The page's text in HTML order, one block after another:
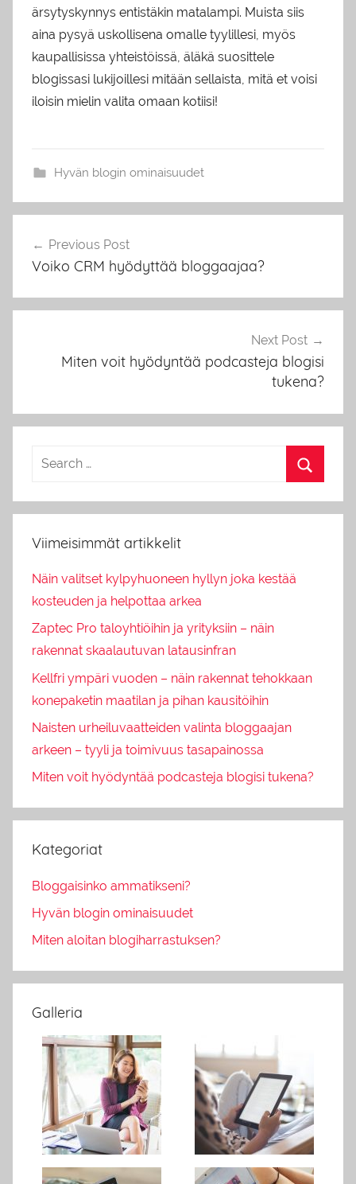
ärsytyskynnys entistäkin matalampi. Muista siis
aina pysyä uskollisena omalle tyylillesi, myös
kaupallisissa yhteistöissä, äläkä suosittele
blogissasi lukijoillesi mitään sellaista, mitä et voisi
iloisin mielin valita omaan kotiisi!
Hyvän blogin ominaisuudet
selaus
Previous Post
Voiko CRM hyödyttää bloggaajaa?
Next Post
Miten voit hyödyntää podcasteja blogisi
tukena?
Viimeisimmät artikkelit
Näin valitset kylpyhuoneen hyllyn joka kestää
kosteuden ja helpottaa arkea
Zaptec Pro taloyhtiöihin ja yrityksiin – näin
rakennat skaalautuvan latausinfran
Kellfri ympäri vuoden – näin rakennat tehokkaan
konepaketin maatilan ja pihan kausitöihin
Naisten urheiluvaatteiden valinta bloggaajan
arkeen – tyyli ja toimivuus tasapainossa
Miten voit hyödyntää podcasteja blogisi tukena?
Kategoriat
Bloggaisinko ammatikseni?
Hyvän blogin ominaisuudet
Miten aloitan blogiharrastuksen?
Galleria